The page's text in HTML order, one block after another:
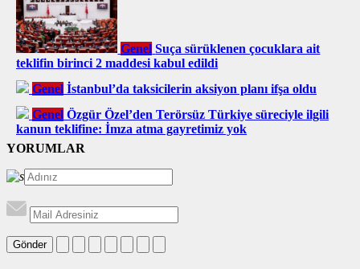
Genel Suça sürüklenen çocuklara ait
teklifin birinci 2 maddesi kabul edildi
Genel İstanbul’da taksicilerin aksiyon planı ifşa oldu
Genel Özgür Özel’den Terörsüz Türkiye süreciyle ilgili
kanun teklifine: İmza atma gayretimiz yok
YORUMLAR
Gönder